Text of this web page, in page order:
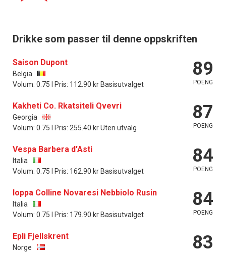
Drikke som passer til denne oppskriften
Saison Dupont
Belgia
Volum: 0.75 l Pris: 112.90 kr Basisutvalget
89
POENG
Kakheti Co. Rkatsiteli Qvevri
Georgia
Volum: 0.75 l Pris: 255.40 kr Uten utvalg
87
POENG
Vespa Barbera d'Asti
Italia
Volum: 0.75 l Pris: 162.90 kr Basisutvalget
84
POENG
Ioppa Colline Novaresi Nebbiolo Rusin
Italia
Volum: 0.75 l Pris: 179.90 kr Basisutvalget
84
POENG
Epli Fjellskrent
Norge 83